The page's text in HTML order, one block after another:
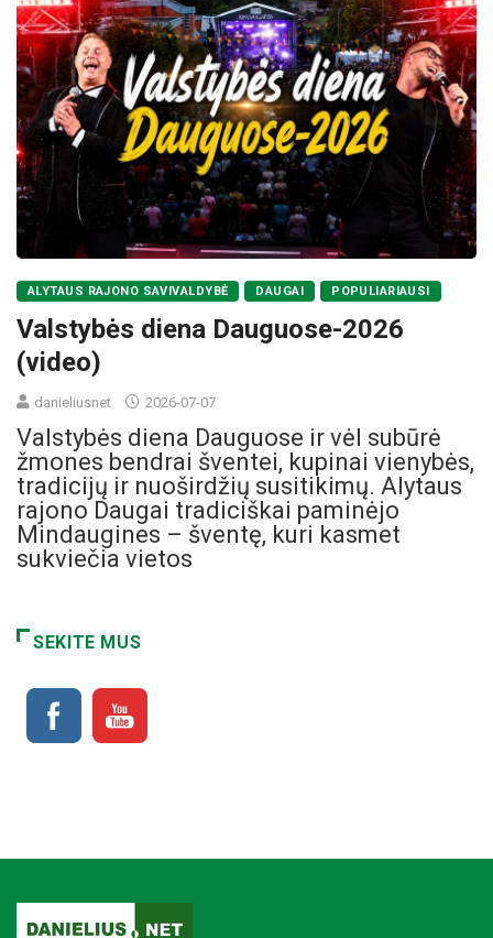
ALYTAUS RAJONO SAVIVALDYBĖ DAUGAI POPULIARIAUSI
Valstybės diena Dauguose-2026
(video)
danieliusnet 2026-07-07
Valstybės diena Dauguose ir vėl subūrė
žmones bendrai šventei, kupinai vienybės,
tradicijų ir nuoširdžių susitikimų. Alytaus
rajono Daugai tradiciškai paminėjo
Mindaugines – šventę, kuri kasmet
sukviečia vietos
SEKITE MUS